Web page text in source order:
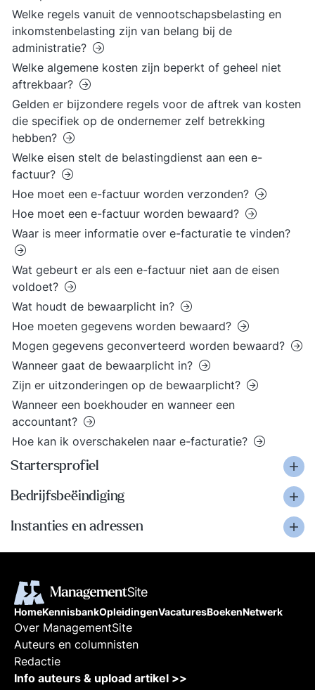
Welke regels vanuit de vennootschapsbelasting en
inkomstenbelasting zijn van belang bij de
administratie?
Welke algemene kosten zijn beperkt of geheel niet
aftrekbaar?
Gelden er bijzondere regels voor de aftrek van kosten
die specifiek op de ondernemer zelf betrekking
hebben?
Welke eisen stelt de belastingdienst aan een e-
factuur?
Hoe moet een e-factuur worden verzonden?
Hoe moet een e-factuur worden bewaard?
Waar is meer informatie over e-facturatie te vinden?
Wat gebeurt er als een e-factuur niet aan de eisen
voldoet?
Wat houdt de bewaarplicht in?
Hoe moeten gegevens worden bewaard?
Mogen gegevens geconverteerd worden bewaard?
Wanneer gaat de bewaarplicht in?
Zijn er uitzonderingen op de bewaarplicht?
Wanneer een boekhouder en wanneer een
accountant?
Hoe kan ik overschakelen naar e-facturatie?
Startersprofiel
Bedrijfsbeëindiging
Instanties en adressen
HomeKennisbankOpleidingenVacaturesBoekenNetwerk
Over ManagementSite
Auteurs en columnisten
Redactie
Info auteurs & upload artikel >>